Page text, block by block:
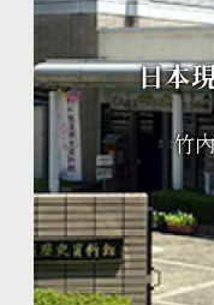
日本
竹